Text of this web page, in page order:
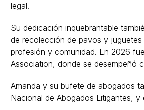
legal.
Su dedicación inquebrantable
de recolección de pavos y
profesión y comunidad. En 2026
Association, donde se desempeñó
Amanda y su bufete de abogados
Nacional de Abogados Litigantes,